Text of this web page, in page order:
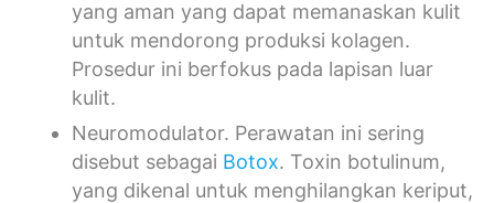
yang aman yang dapat memanaskan kulit
untuk mendorong produksi kolagen.
Prosedur ini berfokus pada lapisan luar
kulit.
Neuromodulator. Perawatan ini sering
disebut sebagai Botox. Toxin botulinum,
yang dikenal untuk menghilangkan keriput,